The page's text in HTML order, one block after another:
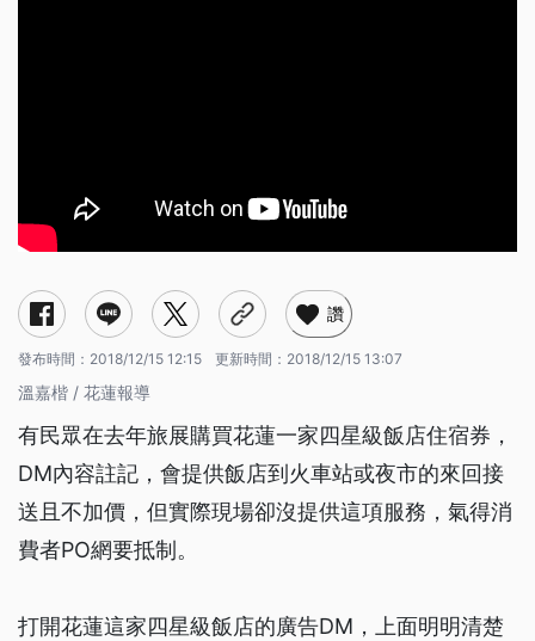
讚
發布時間： 2018/12/15 12:15 更新時間： 2018/12/15 13:07
溫嘉楷 / 花蓮報導
有民眾在去年旅展購買花蓮一家四星級飯店住宿券，
DM內容註記，會提供飯店到火車站或夜市的來回接
送且不加價，但實際現場卻沒提供這項服務，氣得消
費者PO網要抵制。
打開花蓮這家四星級飯店的廣告DM，上面明明清楚